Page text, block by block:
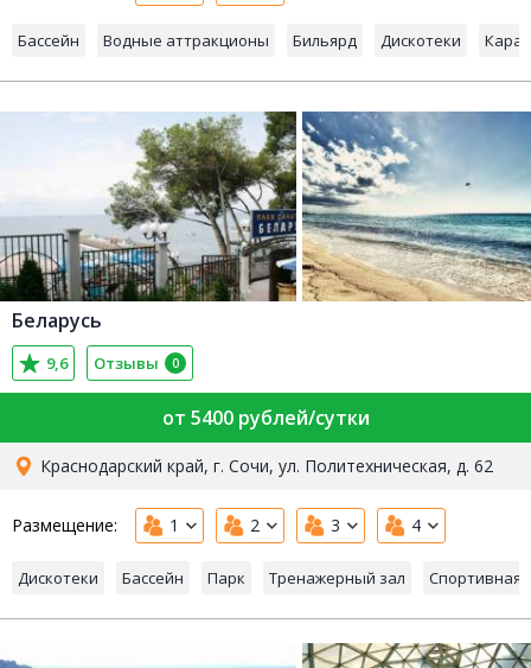
Бассейн Водные аттракционы Бильярд Дискотеки
Беларусь
9,6 Отзывы 0
от 5400 рублей/сутки
Краснодарский край, г. Сочи, ул. Политехническая, д. 62
Размещение: 1 2 3 4
Дискотеки Бассейн Парк Тренажерный зал Спортивная